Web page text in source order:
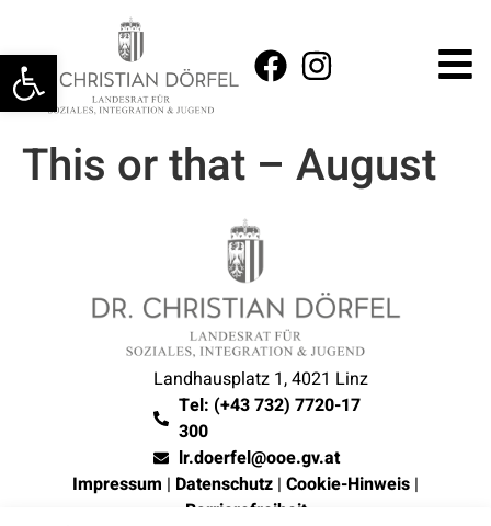
Werkzeugleiste öffnen
This or that – August
Landhausplatz 1, 4021 Linz
Tel: (+43 732) 7720-17
300
lr.doerfel@ooe.gv.at
Impressum | Datenschutz | Cookie-Hinweis |
Barrierefreiheit